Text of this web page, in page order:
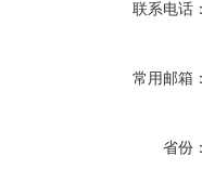
联系电话
常用邮箱
省份